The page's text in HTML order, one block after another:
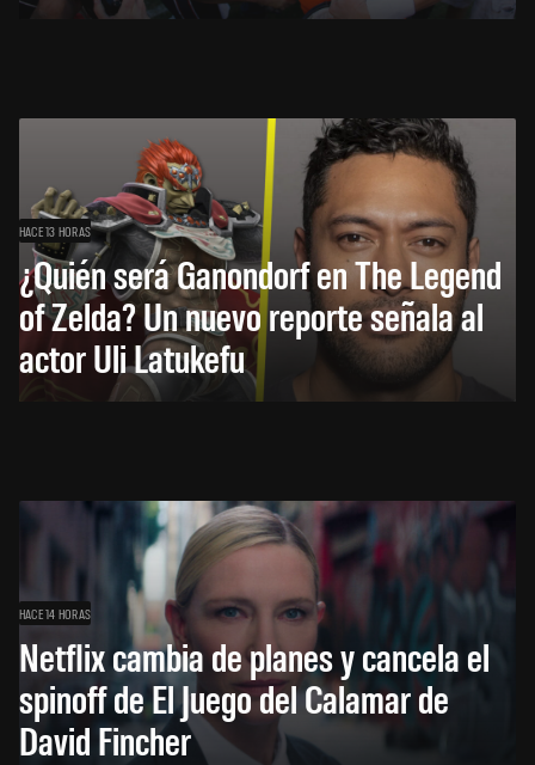
HACE 13 HORAS
¿Quién será Ganondorf en The Legend
of Zelda? Un nuevo reporte señala al
actor Uli Latukefu
HACE 14 HORAS
Netflix cambia de planes y cancela el
spinoff de El Juego del Calamar de
David Fincher